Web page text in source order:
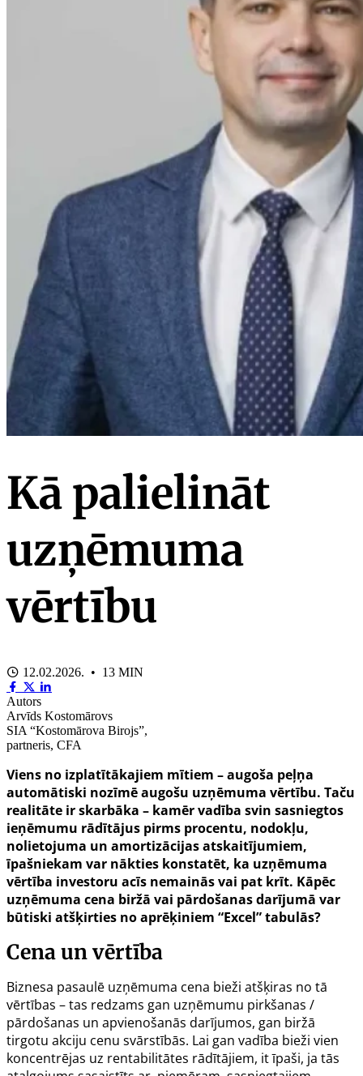
Kā palielināt
uzņēmuma
vērtību
12.02.2026. • 13 MIN
Autors
Arvīds Kostomārovs
SIA “Kostomārova Birojs”,
partneris, CFA
Viens no izplatītākajiem mītiem – augoša peļņa
automātiski nozīmē augošu uzņēmuma vērtību. Taču
realitāte ir skarbāka – kamēr vadība svin sasniegtos
ieņēmumu rādītājus pirms procentu, nodokļu,
nolietojuma un amortizācijas atskaitījumiem,
īpašniekam var nākties konstatēt, ka uzņēmuma
vērtība investoru acīs nemainās vai pat krīt. Kāpēc
uzņēmuma cena biržā vai pārdošanas darījumā var
būtiski atšķirties no aprēķiniem “Excel” tabulās?
Cena un vērtība
Biznesa pasaulē uzņēmuma cena bieži atšķiras no tā
vērtības – tas redzams gan uzņēmumu pirkšanas /
pārdošanas un apvienošanās darījumos, gan biržā
tirgotu akciju cenu svārstībās. Lai gan vadība bieži vien
koncentrējas uz rentabilitātes rādītājiem, it īpaši, ja tās